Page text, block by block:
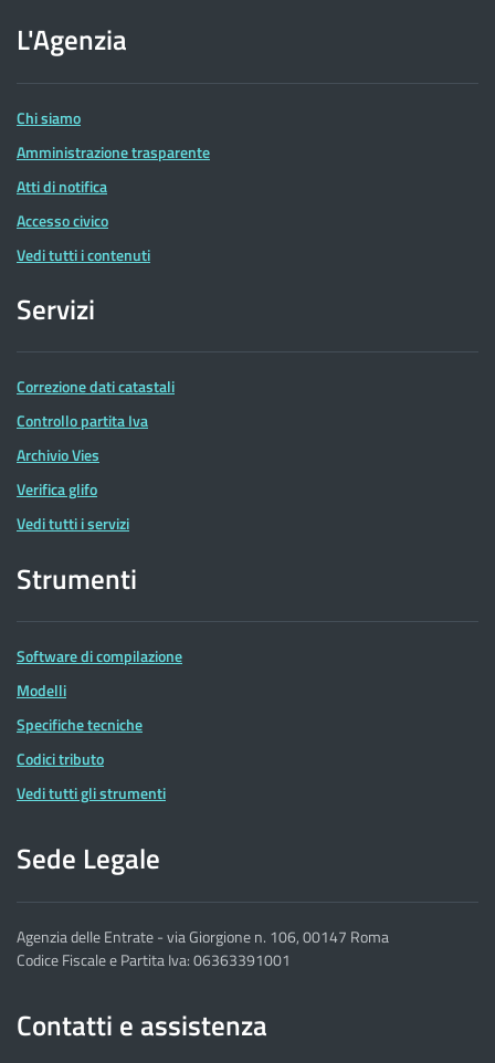
dell'Agenzia
delle
Entrate
L'Agenzia
Chi siamo
Amministrazione trasparente
Atti di notifica
Accesso civico
Vedi tutti i contenuti
Servizi
Correzione dati catastali
Controllo partita Iva
Archivio Vies
Verifica glifo
Vedi tutti i servizi
Strumenti
Software di compilazione
Modelli
Specifiche tecniche
Codici tributo
Vedi tutti gli strumenti
Sede Legale
Agenzia delle Entrate - via Giorgione n. 106, 00147 Roma
Codice Fiscale e Partita Iva: 06363391001
Contatti e assistenza